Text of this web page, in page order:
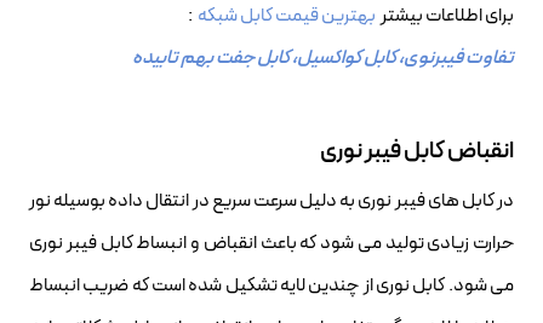
برای اطلاعات بیشتربهترین قیمت کابل شبکه :
تفاوت فیبرنوی، کابل کواکسیل، کابل جفت بهم تابیده
انقباض کابل فیبر نوری
در کابل های فیبر نوری به دلیل سرعت سریع در انتقال داده بوسیله نور
حرارت زیادی تولید می شود که باعث انقباض و انبساط کابل فیبر نوری
می شود. کابل نوری از چندین لایه تشکیل شده است که ضریب انبساط